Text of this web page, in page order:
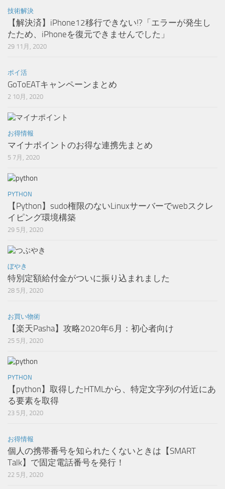
技術解決
【解決済】iPhone12移行できない!?「エラーが発生し
たため、iPhoneを復元できませんでした」
29 11月, 2020
ポイ活
GoToEATキャンペーンまとめ
2 10月, 2020
お得情報
マイナポイントのお得な連携先まとめ
5 7月, 2020
PYTHON
【Python】sudo権限のないLinuxサーバーでwebスクレ
イピング環境構築
29 5月, 2020
ぼやき
特別定額給付金がついに振り込まれました
28 5月, 2020
お買い物術
【楽天Pasha】攻略2020年6月：初心者向け
25 5月, 2020
PYTHON
【python】取得したHTMLから、特定文字列の付近にあ
る要素を取得
23 5月, 2020
お得情報
個人の携帯番号を知られたくないときは【SMART
Talk】で固定電話番号を発行！
22 5月, 2020